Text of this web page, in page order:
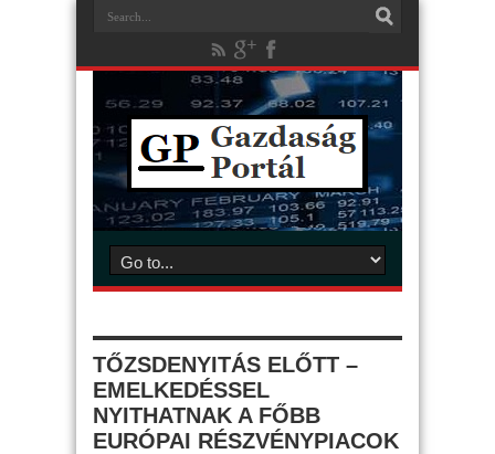
TŐZSDENYITÁS ELŐTT –
EMELKEDÉSSEL
NYITHATNAK A FŐBB
EURÓPAI RÉSZVÉNYPIACOK